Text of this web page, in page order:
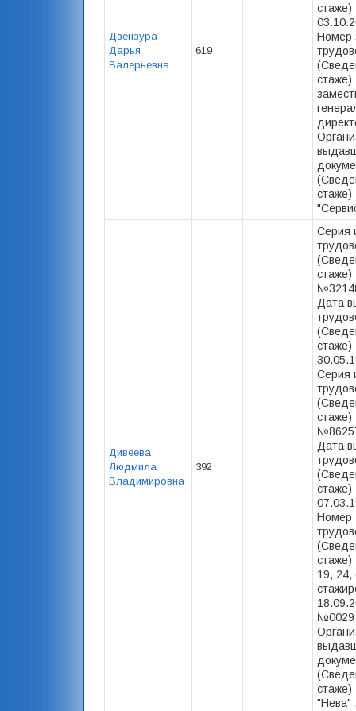
Дзензура
Дарья
Валерьевна
619
стаже)
Номер
стаже)
Дивеева
Людмила
Владимировна
392
Серия
стаже)
Дата
стаже)
Серия
стаже)
Дата
стаже)
Номер
стаже)
19, 24,
№0029
"Нева"